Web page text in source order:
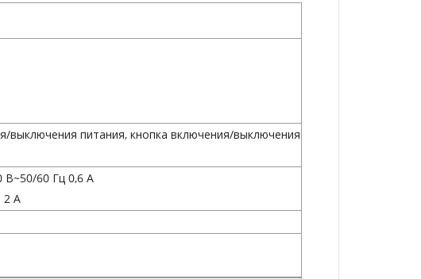
выключения питания, кнопка включения/выключения
В~50/60 Гц 0,6 А
2 А